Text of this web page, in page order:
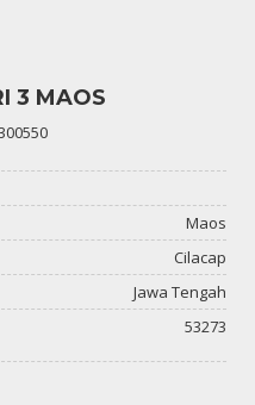
3 MAOS
Maos
Cilacap
Jawa Tengah
53273